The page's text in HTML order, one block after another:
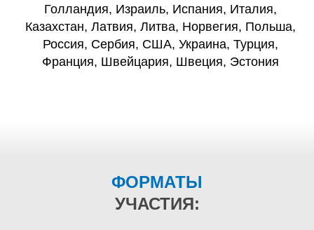
Голландия, Израиль, Испания, Италия,
Казахстан, Латвия, Литва, Норвегия, Польша,
Россия, Сербия, США, Украина, Турция,
Франция, Швейцария, Швеция, Эстония
ФОРМАТЫ
УЧАСТИЯ: